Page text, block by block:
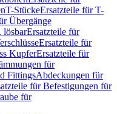
T-StückeErsatzteile für T-
Übergänge
lösbarErsatzteile für
Ersatzteile für
KupferErsatzteile für
für
FittingsAbdeckungen für
für Befestigungen für
für